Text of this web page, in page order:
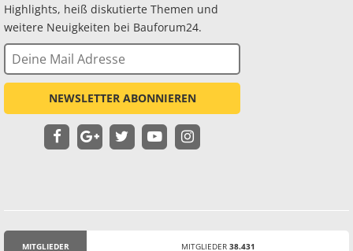
Highlights, heiß diskutierte Themen und
weitere Neuigkeiten bei Bauforum24.
NEWSLETTER ABONNIEREN
MITGLIEDER MITGLIEDER 38.431